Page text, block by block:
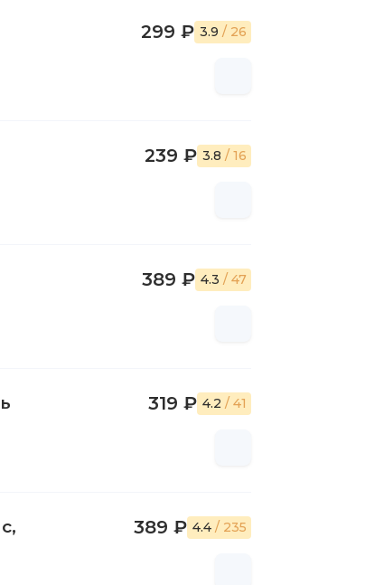
299 ₽ 3.9 / 26
239 ₽ 3.8 / 16
389 ₽ 4.3 / 47
319 ₽ 4.2 / 41
389 ₽ 4.4 / 235